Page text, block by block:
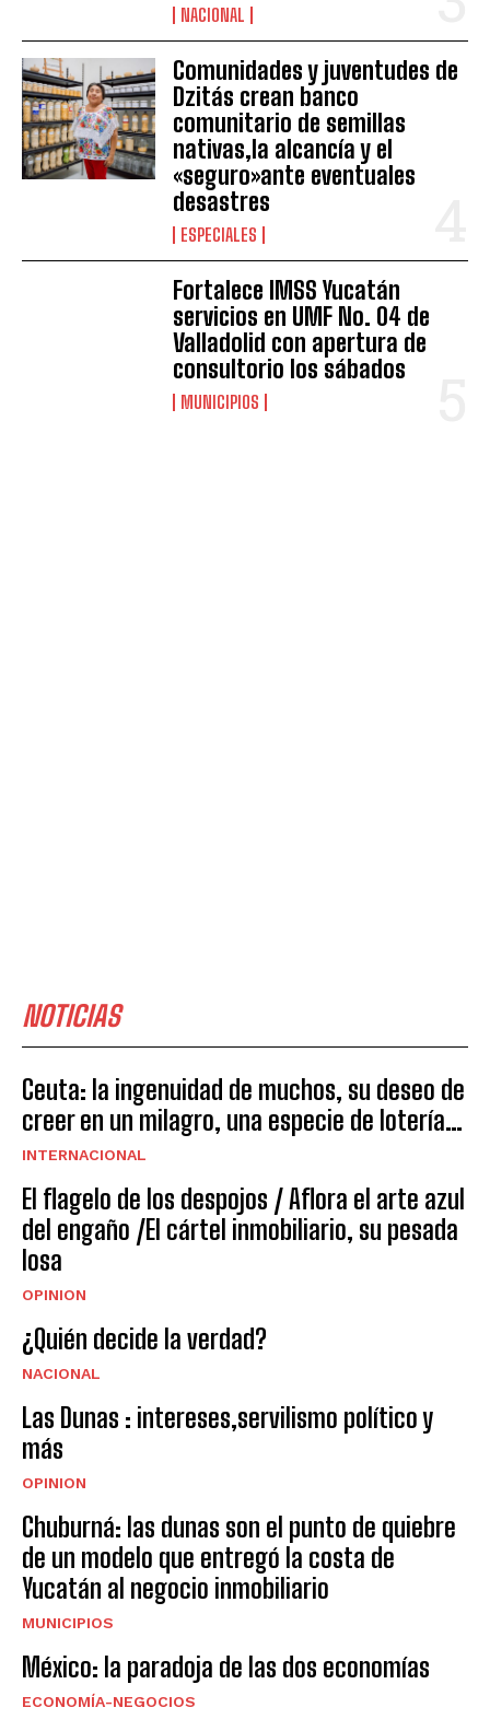
NACIONAL
Comunidades y juventudes de
Dzitás crean banco
comunitario de semillas
nativas,la alcancía y el
«seguro»ante eventuales
desastres
ESPECIALES
Fortalece IMSS Yucatán
servicios en UMF No. 04 de
Valladolid con apertura de
consultorio los sábados
MUNICIPIOS
NOTICIAS
Ceuta: la ingenuidad de muchos, su deseo de
creer en un milagro, una especie de lotería…
INTERNACIONAL
El flagelo de los despojos / Aflora el arte azul
del engaño /El cártel inmobiliario, su pesada
losa
OPINION
¿Quién decide la verdad?
NACIONAL
Las Dunas : intereses,servilismo político y
más
OPINION
Chuburná: las dunas son el punto de quiebre
de un modelo que entregó la costa de
Yucatán al negocio inmobiliario
MUNICIPIOS
México: la paradoja de las dos economías
ECONOMÍA-NEGOCIOS